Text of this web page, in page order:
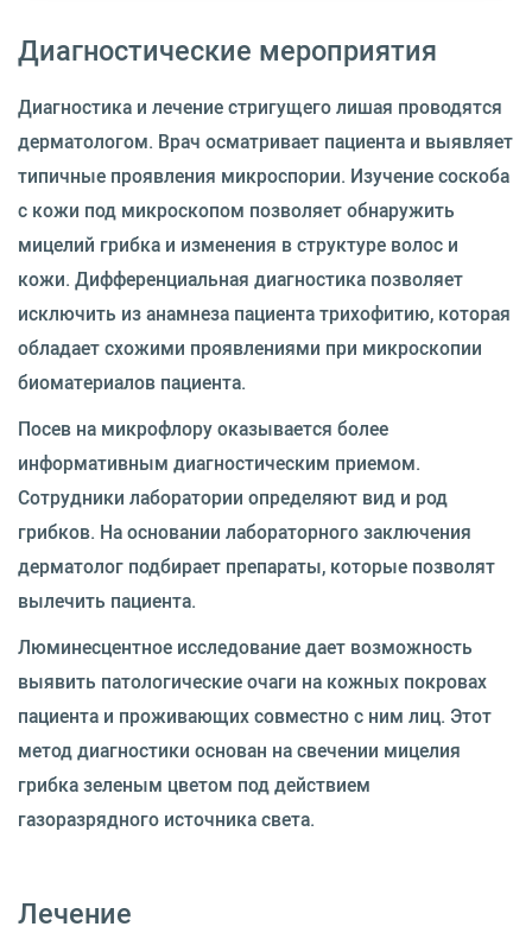
Диагностические мероприятия
Диагностика и лечение стригущего лишая проводятся
дерматологом. Врач осматривает пациента и выявляет
типичные проявления микроспории. Изучение соскоба
с кожи под микроскопом позволяет обнаружить
мицелий грибка и изменения в структуре волос и
кожи. Дифференциальная диагностика позволяет
исключить из анамнеза пациента трихофитию, которая
обладает схожими проявлениями при микроскопии
биоматериалов пациента.
Посев на микрофлору оказывается более
информативным диагностическим приемом.
Сотрудники лаборатории определяют вид и род
грибков. На основании лабораторного заключения
дерматолог подбирает препараты, которые позволят
вылечить пациента.
Люминесцентное исследование дает возможность
выявить патологические очаги на кожных покровах
пациента и проживающих совместно с ним лиц. Этот
метод диагностики основан на свечении мицелия
грибка зеленым цветом под действием
газоразрядного источника света.
Лечение